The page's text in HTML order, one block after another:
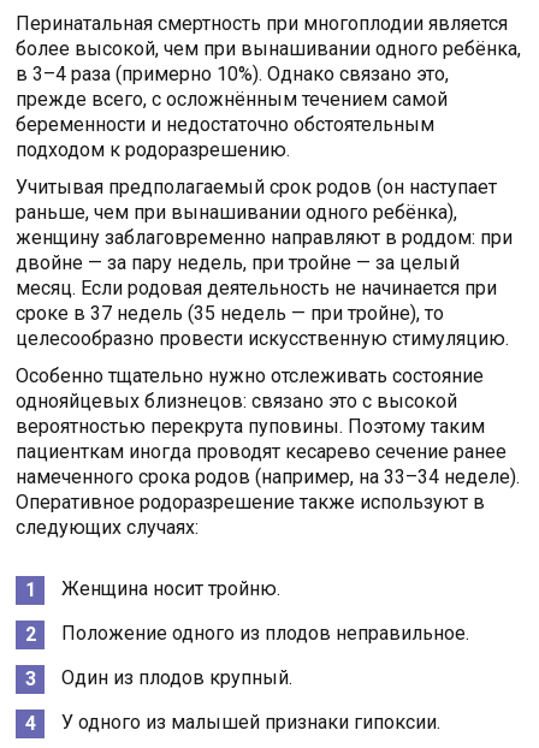
Перинатальная смертность при многоплодии является
более высокой, чем при вынашивании одного ребёнка,
в 3–4 раза (примерно 10%). Однако связано это,
прежде всего, с осложнённым течением самой
беременности и недостаточно обстоятельным
подходом к родоразрешению.
Учитывая предполагаемый срок родов (он наступает
раньше, чем при вынашивании одного ребёнка),
женщину заблаговременно направляют в роддом: при
двойне — за пару недель, при тройне — за целый
месяц. Если родовая деятельность не начинается при
сроке в 37 недель (35 недель — при тройне), то
целесообразно провести искусственную стимуляцию.
Особенно тщательно нужно отслеживать состояние
однояйцевых близнецов: связано это с высокой
вероятностью перекрута пуповины. Поэтому таким
пациенткам иногда проводят кесарево сечение ранее
намеченного срока родов (например, на 33–34 неделе).
Оперативное родоразрешение также используют в
следующих случаях:
Женщина носит тройню.
Положение одного из плодов неправильное.
Один из плодов крупный.
У одного из малышей признаки гипоксии.